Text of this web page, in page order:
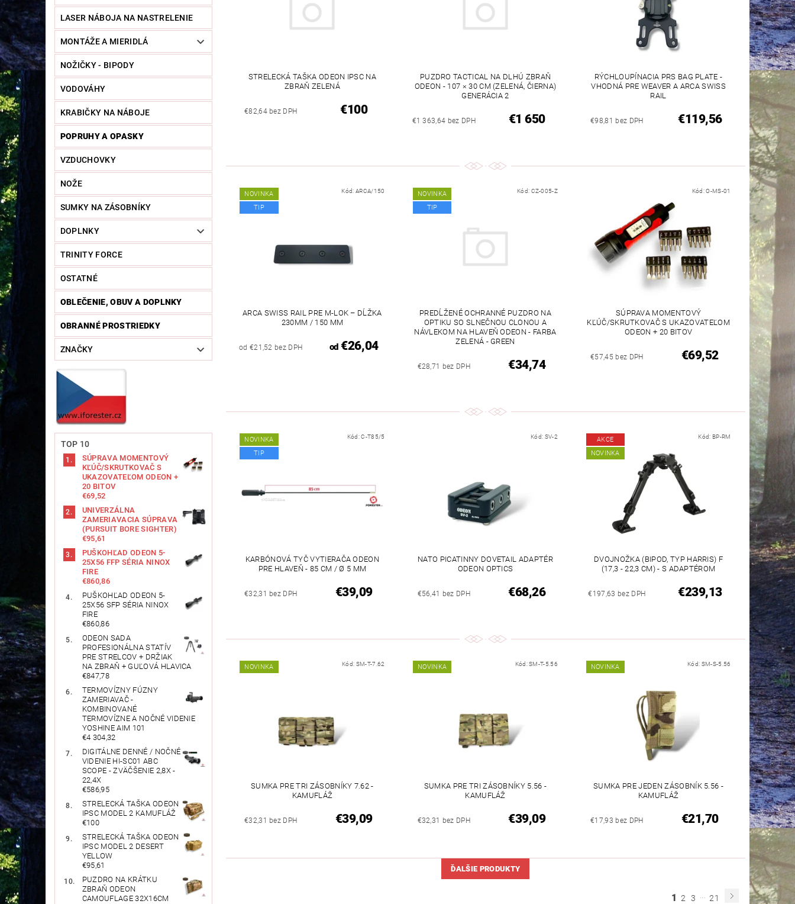
LASER NÁBOJA NA NASTRELENIE
MONTÁŽE A MIERIDLÁ
NOŽIČKY - BIPODY
VODOVÁHY
KRABIČKY NA NÁBOJE
POPRUHY A OPASKY
VZDUCHOVKY
NOŽE
SUMKY NA ZÁSOBNÍKY
DOPLNKY
TRINITY FORCE
OSTATNÉ
OBLEČENIE, OBUV A DOPLNKY
OBRANNÉ PROSTRIEDKY
ZNAČKY
TOP 10
SÚPRAVA MOMENTOVÝ
KĽÚČ/SKRUTKOVAČ S
UKAZOVATEĽOM ODEON +
20 BITOV
€69,52
UNIVERZÁLNA
ZAMERIAVACIA SÚPRAVA
(PURSUIT BORE SIGHTER)
€95,61
PUŠKOHĽAD ODEON 5-
25X56 FFP SÉRIA NINOX
FIRE
€860,86
PUŠKOHĽAD ODEON 5-
25X56 SFP SÉRIA NINOX
FIRE
€860,86
ODEON SADA
PROFESIONÁLNA STATÍV
PRE STRELCOV + DRŽIAK
NA ZBRAŇ + GUĽOVÁ HLAVICA
€847,78
TERMOVÍZNY FÚZNY
ZAMERIAVAČ -
KOMBINOVANÉ
TERMOVÍZNE A NOČNÉ VIDENIE
YOSHINE AIM 101
€4 304,32
DIGITÁLNE DENNÉ / NOČNÉ
VIDENIE HI-SC01 ABC
SCOPE - ZVÄČŠENIE 2,8X -
22,4X
€586,95
STRELECKÁ TAŠKA ODEON
IPSC MODEL 2 KAMUFLÁŽ
€100
STRELECKÁ TAŠKA ODEON
IPSC MODEL 2 DESERT
YELLOW
€95,61
PUZDRO NA KRÁTKU
ZBRAŇ ODEON
CAMOUFLAGE 32X16CM
STRELECKÁ TAŠKA ODEON IPSC NA
ZBRAŇ ZELENÁ
€82,64 bez DPH €100
PUZDRO TACTICAL NA DLHÚ ZBRAŇ
ODEON - 107 × 30 CM (ZELENÁ, ČIERNA)
GENERÁCIA 2
€1 363,64 bez DPH €1 650
RÝCHLOUPÍNACIA PRS BAG PLATE -
VHODNÁ PRE WEAVER A ARCA SWISS
RAIL
€98,81 bez DPH €119,56
NOVINKA
TIP
Kód: ARCA/150
ARCA SWISS RAIL PRE M-LOK – DĹŽKA
230MM / 150 MM
od €21,52 bez DPH od€26,04
NOVINKA
TIP
Kód: CZ-005-Z
PREDĹŽENÉ OCHRANNÉ PUZDRO NA
OPTIKU SO SLNEČNOU CLONOU A
NÁVLEKOM NA HLAVEŇ ODEON - FARBA
ZELENÁ - GREEN
€28,71 bez DPH €34,74
Kód:O-MS-01
SÚPRAVA MOMENTOVÝ
KĽÚČ/SKRUTKOVAČ S UKAZOVATEĽOM
ODEON + 20 BITOV
€57,45 bez DPH €69,52
NOVINKA
TIP
Kód:C-T85/5
KARBÓNOVÁ TYČ VYTIERAČA ODEON
PRE HLAVEŇ - 85 CM / Ø 5 MM
€32,31 bez DPH €39,09
Kód: SV-2
NATO PICATINNY DOVETAIL ADAPTÉR
ODEON OPTICS
€56,41 bez DPH €68,26
AKCE
NOVINKA
Kód: BP-RM
DVOJNOŽKA (BIPOD, TYP HARRIS) F
(17,3 - 22,3 CM) - S ADAPTÉROM
€197,63 bez DPH €239,13
NOVINKA Kód: SM-T-7.62
SUMKA PRE TRI ZÁSOBNÍKY 7.62 -
KAMUFLÁŽ
€32,31 bez DPH €39,09
NOVINKA Kód:SM-T-5.56
SUMKA PRE TRI ZÁSOBNÍKY 5.56 -
KAMUFLÁŽ
€32,31 bez DPH €39,09
NOVINKA Kód: SM-S-5.56
SUMKA PRE JEDEN ZÁSOBNÍK 5.56 -
KAMUFLÁŽ
€17,93 bez DPH €21,70
ĎALŠIE PRODUKTY
1 2 3 21